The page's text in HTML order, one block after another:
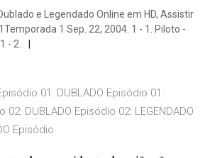
e Legendado Online em HD, Assistir
1 Sep. 22, 2004. 1 - 1. Piloto -
- 2.
01: DUBLADO Episódio 01:
02: DUBLADO Episódio 02: LEGENDADO
Episódio